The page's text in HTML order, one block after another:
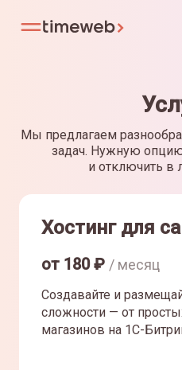
Мы предлагаем
задач. Нужную
и отключить в
Хостинг для
от 180₽ / месяц
Создавайте и
сложности — от
магазинов на 1С-